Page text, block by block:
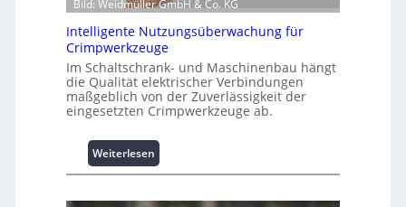
n
u
m
L
a
s
s
p
i
Bild: Weidmüller GmbH & Co. KG
Intelligente Nutzungsüberwachung für
Crimpwerkzeuge
Im Schaltschrank- und Maschinenbau hängt
die Qualität elektrischer Verbindungen
maßgeblich von der Zuverlässigkeit der
eingesetzten Crimpwerkzeuge ab.
Weiterlesen:
I